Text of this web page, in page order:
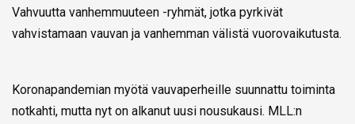
Vahvuutta vanhemmuuteen -ryhmät, jotka pyrkivät
vahvistamaan vauvan ja vanhemman välistä vuorovaikutusta.
Koronapandemian myötä vauvaperheille suunnattu toiminta
notkahti, mutta nyt on alkanut uusi nousukausi. MLL:n